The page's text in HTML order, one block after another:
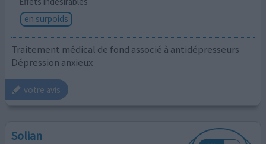
en surpoids
Traitement médical de fond associé à antidépresseurs
Dépression anxieux
votre avis
Solian